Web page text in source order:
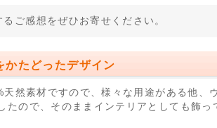
ご感想をぜひお寄せください。
かたどったデザイン
然素材ですので、様々な用途がある他、
たので、そのままインテリアとしても飾っ